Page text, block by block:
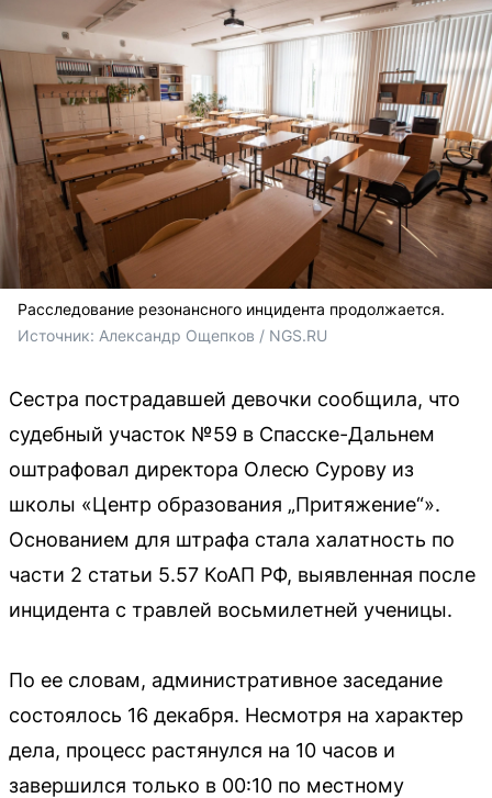
Расследование резонансного инцидента продолжается.
Источник: Александр Ощепков / NGS.RU
Сестра пострадавшей девочки сообщила, что
судебный участок №59 в Спасске-Дальнем
оштрафовал директора Олесю Сурову из
школы «Центр образования „Притяжение“».
Основанием для штрафа стала халатность по
части 2 статьи 5.57 КоАП РФ, выявленная после
инцидента с травлей восьмилетней ученицы.
По ее словам, административное заседание
состоялось 16 декабря. Несмотря на характер
дела, процесс растянулся на 10 часов и
завершился только в 00:10 по местному